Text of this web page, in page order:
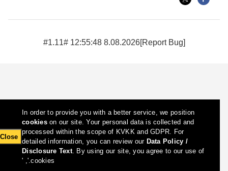
8.08.2026 12:55:48 #1.11#
In order to provide you with a better service, we position
cookieson our site. Your personal data is collected and
processed within the scope of KVKK and GDPR. For
detailed information, you can review ourData Policy /
Disclosure Text. By using our site, you agree to our use of
cookies.', '
Close